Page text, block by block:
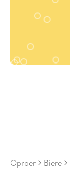
Oproer Biere